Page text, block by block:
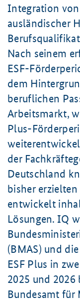
Integration von
ausländischer
Nach seinem
ESF-
dem
beruflichen
Arbeitsmarkt,
Plus-
der
Deutschland
bisher
entwickelt
Lösungen. IQ
(BMAS) und
ESF Plus in
2025 und
Bundesamt